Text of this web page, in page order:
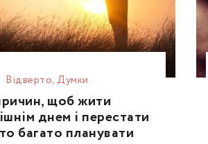
Відвертo,Думки
щоб жити
днем і перестати
багато планувати